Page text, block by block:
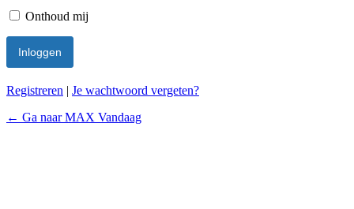
Onthoud mij
Registreren | Je wachtwoord vergeten?
← Ga naar MAX Vandaag